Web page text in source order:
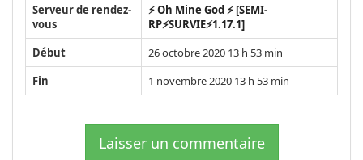
Serveur de rendez-
vous
⚡ Oh Mine God ⚡ [SEMI-
RP⚡SURVIE⚡1.17.1]
Début
26 octobre 2020 13 h 53 min
Fin
1 novembre 2020 13 h 53 min
Laisser un commentaire